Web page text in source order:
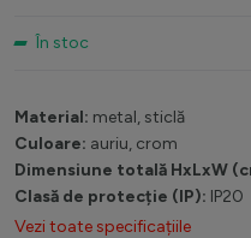
În stoc
Material: metal, sticlă
Culoare: auriu, crom
Dimensiune totală HxLxW
Clasă de protecție (IP): IP20
Vezi toate specificațiile